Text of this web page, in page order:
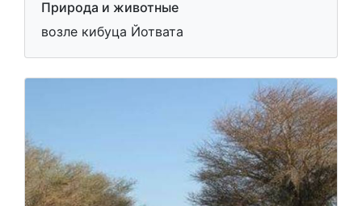
Природа и животные
возле кибуца Йотвата